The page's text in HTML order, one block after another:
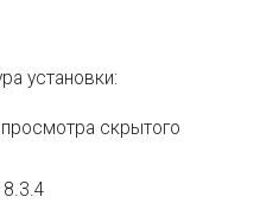
установки:
скрытого
8.3.4